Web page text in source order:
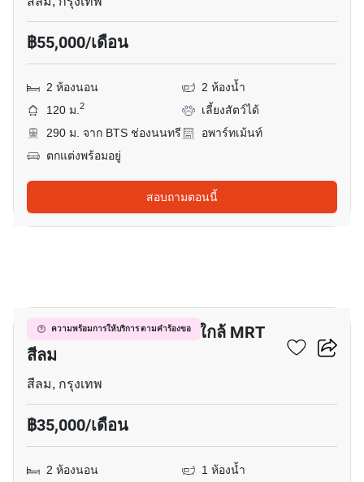
฿55,000/เดือน
2 ห้องนอน
2 ห้องน้ำ
120 ม.2
เลี้ยงสัตว์ได้
290 ม. จาก BTS ช่องนนทรี
อพาร์ทเม้นท์
ตกแต่งพร้อมอยู่
สอบถามตอนนี้
ความพร้อมการให้บริการ ตามคำร้องขอ
อพาร์ทเมนต์ 2-ห้องนอน ใกล้ MRT
สีลม
สีลม, กรุงเทพ
฿35,000/เดือน
2 ห้องนอน
1 ห้องน้ำ